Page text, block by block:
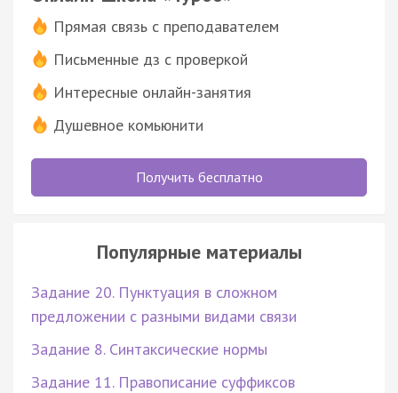
Прямая связь с преподавателем
Письменные дз с проверкой
Интересные онлайн-занятия
Душевное комьюнити
Получить бесплатно
Популярные материалы
Задание 20. Пунктуация в сложном
предложении с разными видами связи
Задание 8. Синтаксические нормы
Задание 11. Правописание суффиксов